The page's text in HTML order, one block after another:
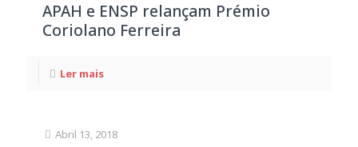
APAH e ENSP relançam Prémio
Coriolano Ferreira
Ler mais
Abril 13, 2018